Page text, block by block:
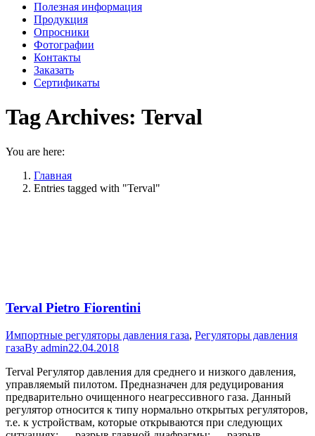
Полезная информация
Продукция
Опросники
Фотографии
Контакты
Заказать
Сертификаты
Tag Archives: Terval
You are here:
Главная
Entries tagged with "Terval"
Terval Pietro Fiorentini
Импортные регуляторы давления газа, Регуляторы давления
газаBy admin22.04.2018
Terval Регулятор давления для среднего и низкого давления,
управляемый пилотом. Предназначен для редуцирования
предварительно очищенного неагрессивного газа. Данный
регулятор относится к типу нормально открытых регуляторов,
т.е. к устройствам, которые открываются при следующих